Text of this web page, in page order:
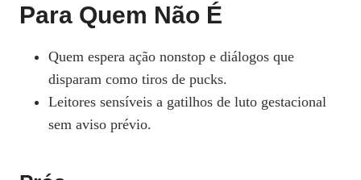
Para Quem Não É
Quem espera ação nonstop e diálogos que
disparam como tiros de pucks.
Leitores sensíveis a gatilhos de luto gestacional
sem aviso prévio.